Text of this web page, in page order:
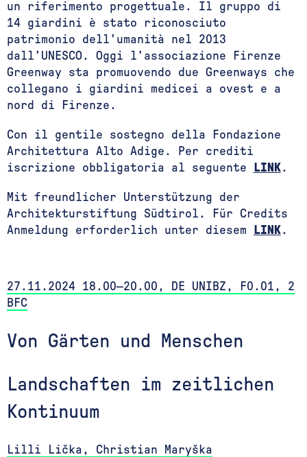
un riferimento progettuale. Il gruppo di
14 giardini è stato riconosciuto
patrimonio dell’umanità nel 2013
dall’UNESCO. Oggi l’associazione Firenze
Greenway sta promuovendo due Greenways che
collegano i giardini medicei a ovest e a
nord di Firenze.
Con il gentile sostegno della Fondazione
Architettura Alto Adige. Per crediti
iscrizione obbligatoria al seguente
LINK.
Mit freundlicher Unterstützung der
Architekturstiftung Südtirol. Für Credits
Anmeldung erforderlich unter diesem
LINK.
27.11.2024 18.00—20.00, DE UNIBZ, F0.01, 2
BFC
Von Gärten und Menschen
Landschaften im zeitlichen
Kontinuum
Lilli Lička, Christian Maryška